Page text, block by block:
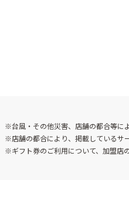
※台風・その他災害、店舗の都合等に
※店舗の都合により、掲載しているサ
※ギフト券のご利用について、加盟店